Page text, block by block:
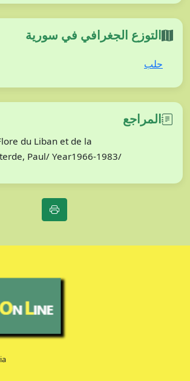
التوزع الجغرافي في سورية
حلب
المراجع
du Liban et de la
Paul/ Year1966-1983/